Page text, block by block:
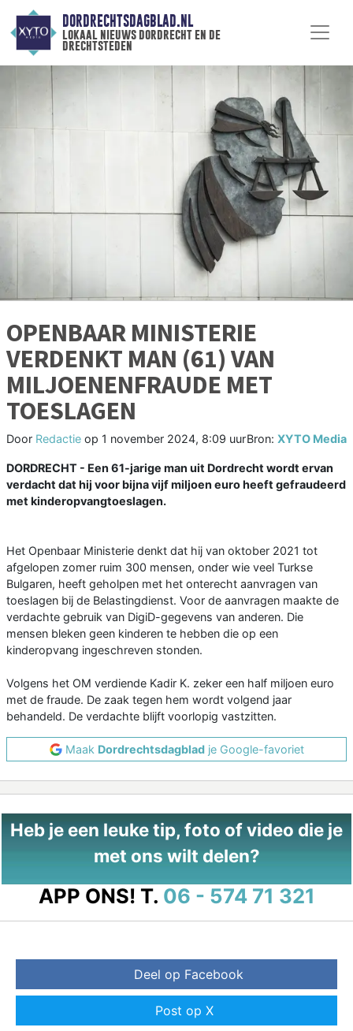
DORDRECHTSDAGBLAD.NL
lokaal nieuws dordrecht en de
drechtsteden
OPENBAAR MINISTERIE
VERDENKT MAN (61) VAN
MILJOENENFRAUDE MET
TOESLAGEN
Door Redactie op 1 november 2024, 8:09 uurBron: XYTO Media
DORDRECHT - Een 61-jarige man uit Dordrecht wordt ervan
verdacht dat hij voor bijna vijf miljoen euro heeft gefraudeerd
met kinderopvangtoeslagen.
Het Openbaar Ministerie denkt dat hij van oktober 2021 tot
afgelopen zomer ruim 300 mensen, onder wie veel Turkse
Bulgaren, heeft geholpen met het onterecht aanvragen van
toeslagen bij de Belastingdienst. Voor de aanvragen maakte de
verdachte gebruik van DigiD-gegevens van anderen. Die
mensen bleken geen kinderen te hebben die op een
kinderopvang ingeschreven stonden.
Volgens het OM verdiende Kadir K. zeker een half miljoen euro
met de fraude. De zaak tegen hem wordt volgend jaar
behandeld. De verdachte blijft voorlopig vastzitten.
Maak Dordrechtsdagbladje Google-favoriet
Heb je een leuke tip, foto of video die je
met ons wilt delen?
APP ONS! T. 06 - 574 71 321
Deel op Facebook
Post op X